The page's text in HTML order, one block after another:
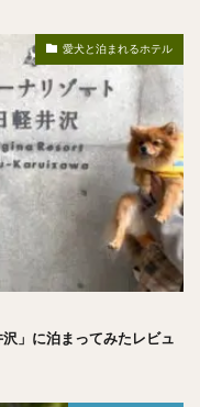
愛犬と泊まれるホテル
」に泊まってみたレビュ